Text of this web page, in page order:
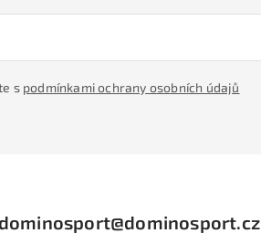
s podmínkami ochrany osobních údajů
dominosport@dominosport.cz